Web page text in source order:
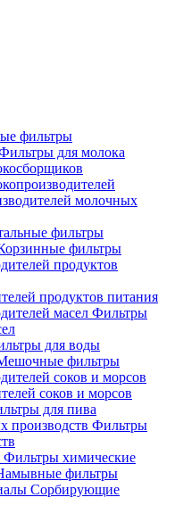
фильтры
для молока
молочных
фильтры
фильтры
продуктов питания
Фильтры
для воды
фильтры
соков и морсов
для пива
Фильтры
Фильтры химические
фильтры
Сорбирующие